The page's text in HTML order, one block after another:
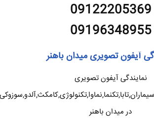
09122205369
09196348955
آیفون تصویری میدان باهنر
نمایندگی آیفون تصویری
در میدان باهنر